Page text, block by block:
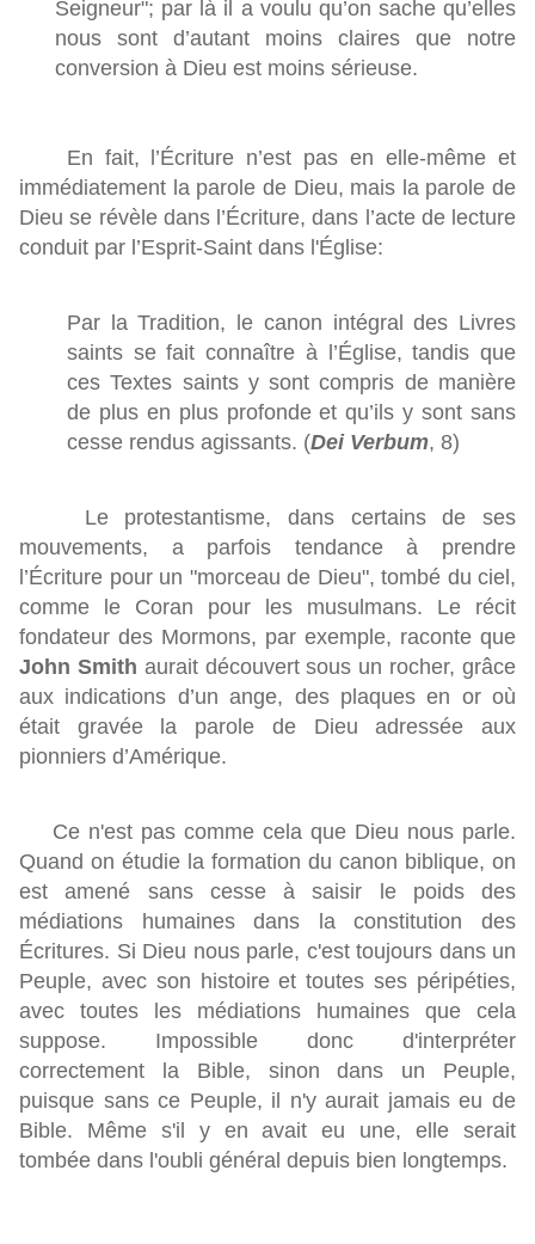
Seigneur"; par là il a voulu qu’on sache qu’elles
nous sont d’autant moins claires que notre
conversion à Dieu est moins sérieuse.
En fait, l’Écriture n’est pas en elle-même et
immédiatement la parole de Dieu, mais la parole de
Dieu se révèle dans l’Écriture, dans l’acte de lecture
conduit par l’Esprit-Saint dans l'Église:
Par la Tradition, le canon intégral des Livres
saints se fait connaître à l’Église, tandis que
ces Textes saints y sont compris de manière
de plus en plus profonde et qu’ils y sont sans
cesse rendus agissants. (Dei Verbum, 8)
Le protestantisme, dans certains de ses
mouvements, a parfois tendance à prendre
l’Écriture pour un "morceau de Dieu", tombé du ciel,
comme le Coran pour les musulmans. Le récit
fondateur des Mormons, par exemple, raconte que
John Smith aurait découvert sous un rocher, grâce
aux indications d’un ange, des plaques en or où
était gravée la parole de Dieu adressée aux
pionniers d’Amérique.
Ce n'est pas comme cela que Dieu nous parle.
Quand on étudie la formation du canon biblique, on
est amené sans cesse à saisir le poids des
médiations humaines dans la constitution des
Écritures. Si Dieu nous parle, c'est toujours dans un
Peuple, avec son histoire et toutes ses péripéties,
avec toutes les médiations humaines que cela
suppose. Impossible donc d'interpréter
correctement la Bible, sinon dans un Peuple,
puisque sans ce Peuple, il n'y aurait jamais eu de
Bible. Même s'il y en avait eu une, elle serait
tombée dans l'oubli général depuis bien longtemps.